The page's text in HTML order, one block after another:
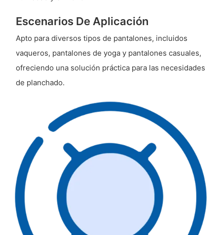
Escenarios De Aplicación
Apto para diversos tipos de pantalones, incluidos
vaqueros, pantalones de yoga y pantalones casuales,
ofreciendo una solución práctica para las necesidades
de planchado.